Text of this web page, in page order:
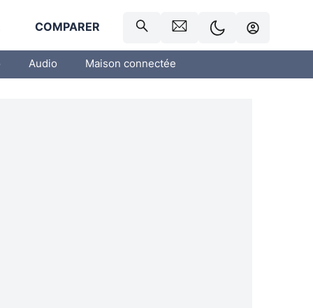
COMPARER
Audio Maison connectée